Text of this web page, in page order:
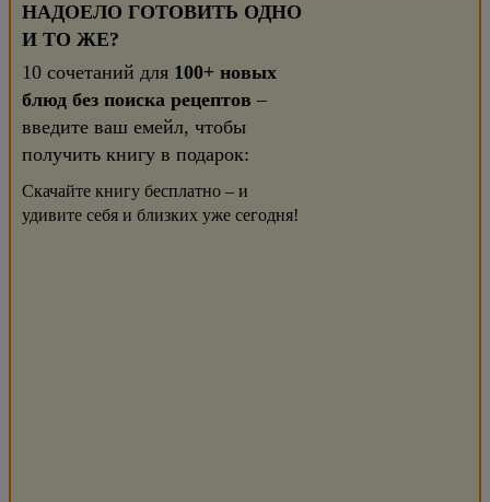
НАДОЕЛО ГОТОВИТЬ ОДНО
И ТО ЖЕ?
10 сочетаний для 100+ новых
блюд без поиска рецептов –
введите ваш емейл, чтобы
получить книгу в подарок:
Скачайте книгу бесплатно – и
удивите себя и близких уже сегодня!